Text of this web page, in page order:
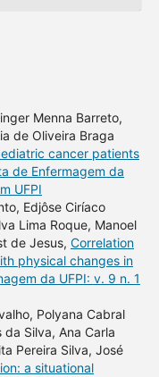
Menna Barreto,
de Oliveira Braga
cancer patients
de Enfermagem da
UFPI
Edjôse Ciríaco
Lima Roque, Manoel
de Jesus, Correlation
physical changes in
da UFPI: v. 9 n. 1
Polyana Cabral
Silva, Ana Carla
Pereira Silva, José
a situational